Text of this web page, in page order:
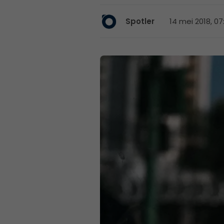
Spotler 14 mei 2018,